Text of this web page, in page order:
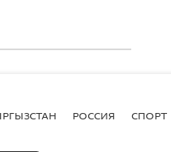
РОССИЯ СПОРТ